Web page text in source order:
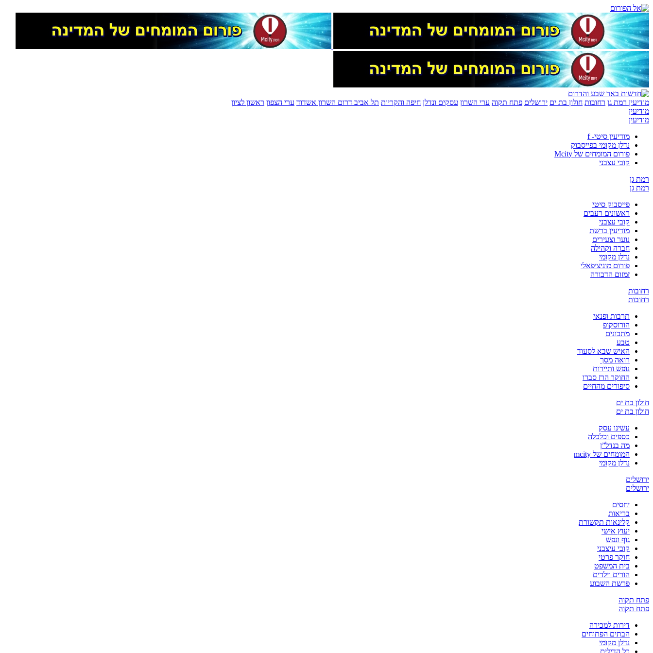
מודיעין רמת גן רחובות חולון בת ים ירושלים פתח תקוה ערי השרון עסקים ונדלן חיפה והקריות תל אביב דרום השרון אשדוד ערי הצפון ראשון לציון
מודיעין
מודיעין
מודיעין סיטי- f
נדלן מקומי בפייסבוק
פורום המומחים של Mcity
קובי עצבני
רמת גן
רמת גן
פייסבוק סיטי
ראשונים רעבים
קובי עצבני
מודיעין ברשת
נוער וצעירים
חברה וקהילה
נדלן מקומי
פורום מוניציפאלי
זמזום הדבורה
רחובות
רחובות
תרבות ופנאי
הורוסקופ
מתכונים
טבע
האיש שבא לסעוד
רואה מסך
נופש ותיירות
החוקר הרז סברו
סיפורים מהחיים
חולון בת ים
חולון בת ים
עשינו עסק
כספים וכלכלה
מה בנדל”ן
המומחים של mcity
נדלן מקומי
ירושלים
ירושלים
יחסים
בריאות
קלינאות תקשורת
יעוץ אישי
גוף ונפש
קובי עיצבני
חוקר פרטי
בית המשפט
הורים וילדים
פרשת השבוע
פתח תקוה
פתח תקוה
דירות למכירה
הבתים הפתוחים
נדלן מקומי
כל הדילים